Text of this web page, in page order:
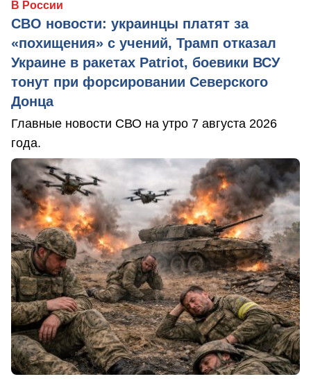
В России
СВО новости: украинцы платят за
«похищения» с учений, Трамп отказал
Украине в ракетах Patriot, боевики ВСУ
тонут при форсировании Северского
Донца
Главные новости СВО на утро 7 августа 2026
года.